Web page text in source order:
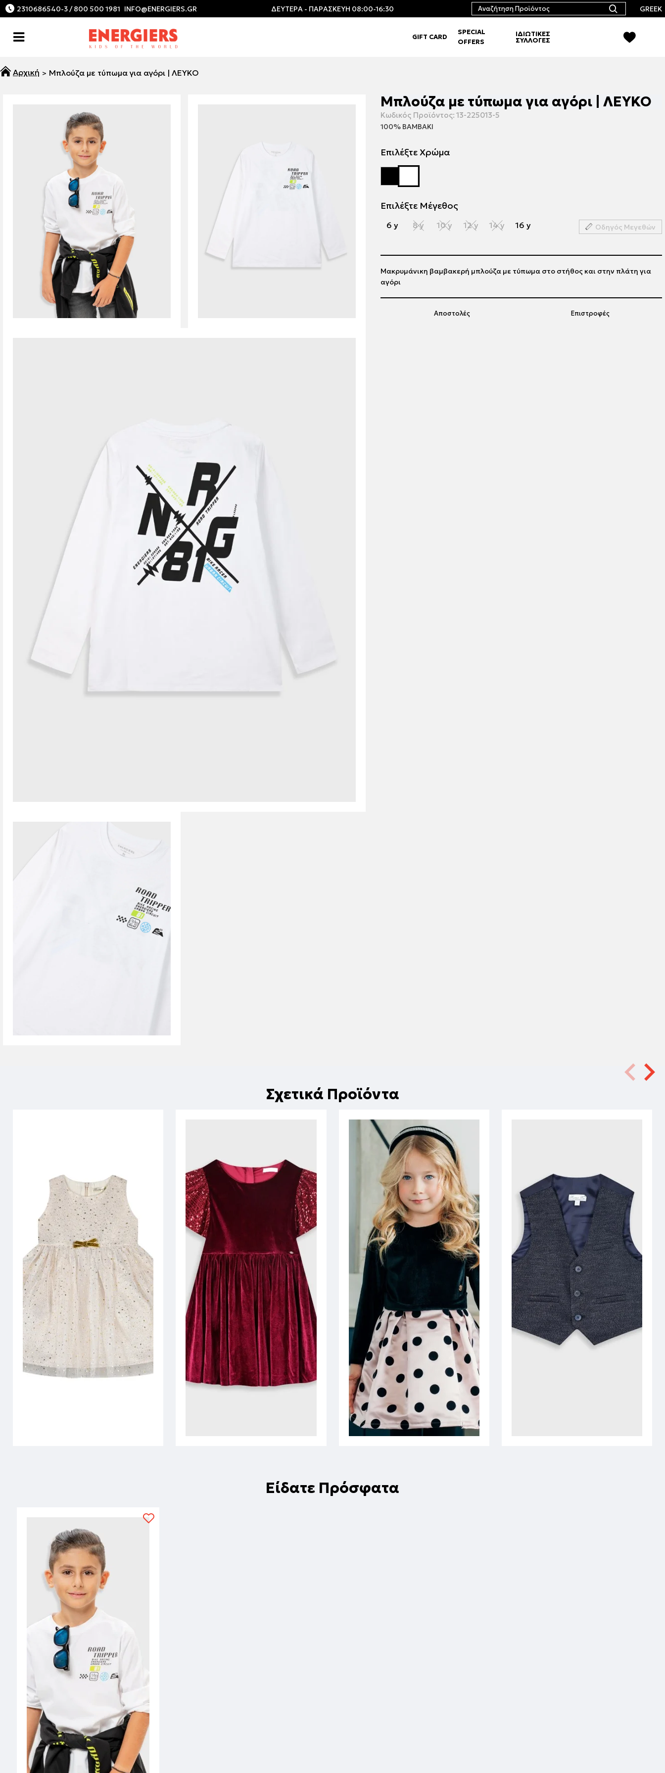
2310686540-3 / 800 500 1981 ΔΕΥΤΕΡΑ - ΠΑΡΑΣΚΕΥΗ 08:00-16:30 GREEK
GIFT CARD
SPECIAL
OFFERS
ΙΔΙΩΤΙΚΕΣ
ΣΥΛΛΟΓΕΣ
Μπλούζα με τύπωμα για αγόρι | ΛΕΥΚΟ
Μπλούζα με τύπωμα για αγόρι | ΛΕΥΚΟ
Κωδικός Προϊόντος: 13-225013-5
100% ΒΑΜΒΑΚΙ
Επιλέξτε Χρώμα
Επιλέξτε Μέγεθος
6 y 8 y 10 y 12 y 14 y 16 y Οδηγός Μεγεθών
Αποστολές Επιστροφές
Μακρυμάνικη βαμβακερή μπλούζα με τύπωμα στο στήθος και στην πλάτη για
αγόρι
Σχετικά Προϊόντα
Είδατε Πρόσφατα